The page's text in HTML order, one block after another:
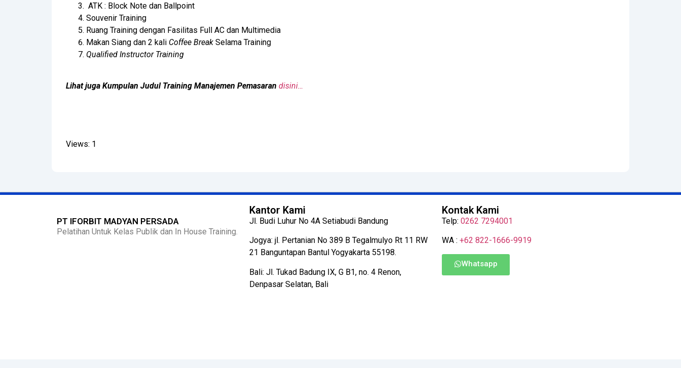
ATK : Block Note dan Ballpoint
Souvenir Training
Ruang Training dengan Fasilitas Full AC dan Multimedia
Makan Siang dan 2 kali Coffee Break Selama Training
Qualified Instructor Training
Lihat juga Kumpulan Judul Training Manajemen Pemasaran disini…
Views: 1
PT IFORBIT MADYAN PERSADA
Pelatihan Untuk Kelas Publik dan In House Training.
Kantor Kami
Jl. Budi Luhur No 4A Setiabudi Bandung
Jogya: jl. Pertanian No 389 B Tegalmulyo Rt 11 RW
21 Banguntapan Bantul Yogyakarta 55198.
Bali: Jl. Tukad Badung IX, G B1, no. 4 Renon,
Denpasar Selatan, Bali
Kontak Kami
Telp: 0262 7294001
WA : +62 822-1666-9919
Whatsapp